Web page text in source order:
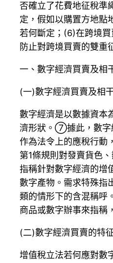
否確立了花費地征稅準
定，假如以購置方地點
若何斷定；(6)在跨境
防止對跨境買賣的雙重
一、數字經濟買賣及相
(一)數字經濟買賣及相
數字經濟是以數據資本
濟形狀。⑦據此，數字
作為法令上的應稅行動
第1條規則對發賣貨色
指稱針對數字經濟的增
數字產物。需求特殊指
類的情形下的含混稱呼
商品或數字辦事來指稱
(二)數字經濟買賣的特
增值稅立法若何應對數